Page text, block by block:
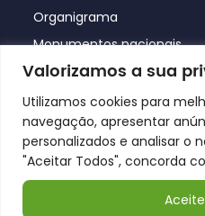
Valorizamos a sua
Utilizamos cookies para
navegação, apresentar
personalizados e analisar o
"Aceitar Todos", concorda
Organigrama
Monumentos nacionais